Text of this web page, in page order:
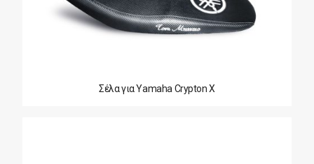
Σέλα για Yamaha Crypton X